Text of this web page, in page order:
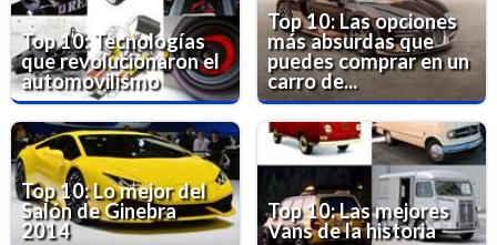
Top 10: Tecnologías
que revolucionaron el
automovilismo
Top 10: Las opciones
más absurdas que
puedes comprar en un
carro de...
Top 10: Lo mejor del
Salón de Ginebra
2014
Top 10: Las mejores
Vans de la historia